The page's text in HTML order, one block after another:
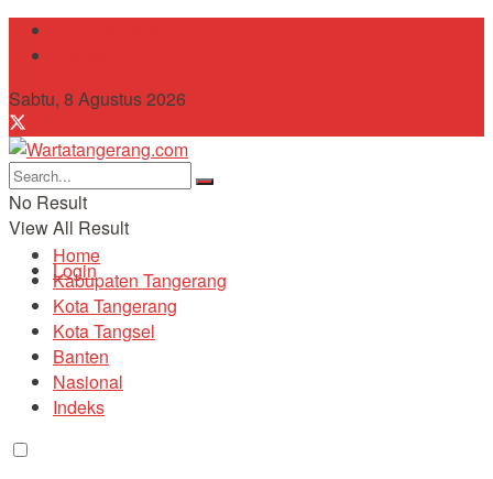
Sabtu, 8 Agustus 2026
No Result
View All Result
Login
Home
Kabupaten Tangerang
Kota Tangerang
Kota Tangsel
Banten
Nasional
Indeks